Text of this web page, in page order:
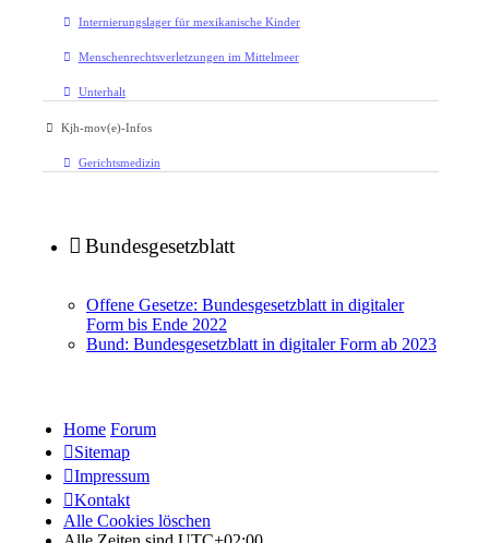
Internierungslager für mexikanische Kinder
Menschenrechtsverletzungen im Mittelmeer
Unterhalt
Kjh-mov(e)-Infos
Gerichtsmedizin
Bundesgesetzblatt
Offene Gesetze: Bundesgesetzblatt in digitaler
Form bis Ende 2022
Bund: Bundesgesetzblatt in digitaler Form ab 2023
Home Forum
Sitemap
Impressum
Kontakt
Alle Cookies löschen